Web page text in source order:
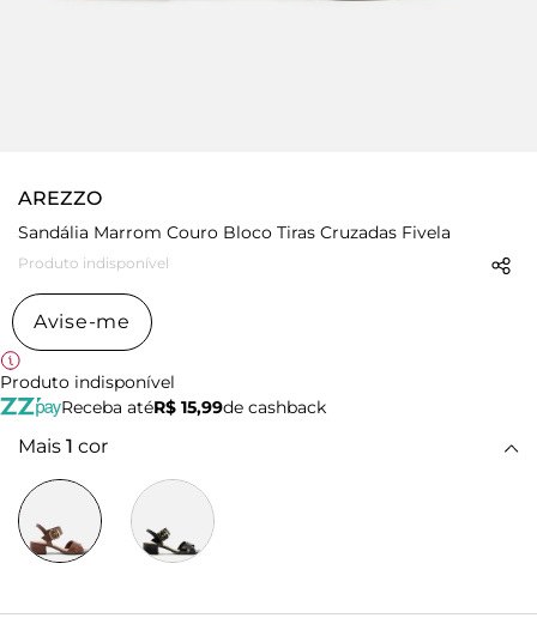
AREZZO
Sandália Marrom Couro Bloco Tiras Cruzadas Fivela
Produto indisponível
Avise-me
Produto indisponível
Receba atéR$ 15,99de cashback
Mais 1 cor